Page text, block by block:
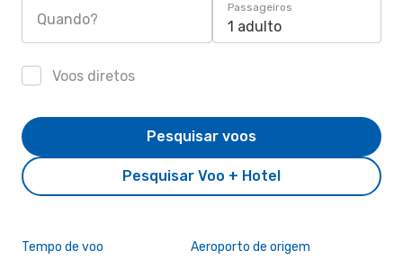
Quando?
Passageiros
1 adulto
Voos diretos
Pesquisar Voo + Hotel
Pesquisar voos
Tempo de voo Aeroporto de origem